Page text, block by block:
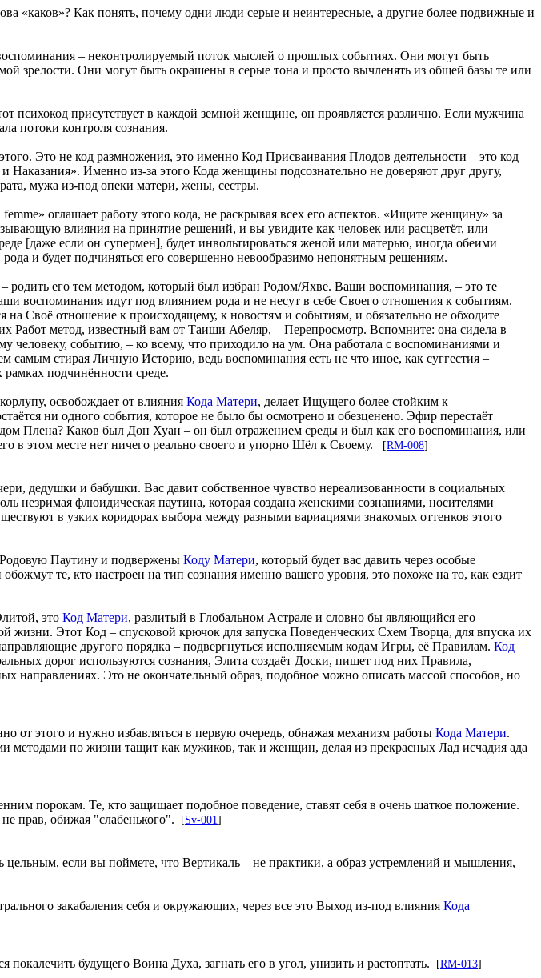
«каков»? Как понять, почему одни люди серые и неинтересные, а другие более подвижные и
– неконтролируемый поток мыслей о прошлых событиях. Они могут быть
зрелости. Они могут быть окрашены в серые тона и просто вычленять из общей базы те или
психокод присутствует в каждой земной женщине, он проявляется различно. Если мужчина
потоки контроля сознания.
Это не код размножения, это именно Код Присваивания Плодов деятельности – это код
Именно из-за этого Кода женщины подсознательно не доверяют друг другу,
мужа из-под опеки матери, жены, сестры.
оглашает работу этого кода, не раскрывая всех его аспектов. «Ищите женщину» за
влияния на принятие решений, и вы увидите как человек или расцветёт, или
[даже если он супермен], будет инвольтироваться женой или матерью, иногда обеими
и будет подчиняться его совершенно невообразимо непонятным решениям.
родить его тем методом, который был избран Родом/Яхве. Ваши воспоминания, – это те
воспоминания идут под влиянием рода и не несут в себе Своего отношения к событиям.
Своё отношение к происходящему, к новостям и событиям, и обязательно не обходите
метод, известный вам от Таиши Абеляр, – Перепросмотр. Вспомните: она сидела в
человеку, событию, – ко всему, что приходило на ум. Она работала с воспоминаниями и
самым стирая Личную Историю, ведь воспоминания есть не что иное, как суггестия –
подчинённости среде.
освобождает от влияния Кода Матери, делает Ищущего более стойким к
ни одного события, которое не было бы осмотрено и обезценено. Эфир перестаёт
Плена? Каков был Дон Хуан – он был отражением среды и был как его воспоминания, или
в этом месте нет ничего реально своего и упорно Шёл к Своему.
[RM-008]
дедушки и бабушки. Вас давит собственное чувство нереализованности в социальных
незримая флюидическая паутина, которая создана женскими сознаниями, носителями
в узких коридорах выбора между разными вариациями знакомых оттенков этого
Родовую Паутину и подвержены Коду Матери, который будет вас давить через особые
те, кто настроен на тип сознания именно вашего уровня, это похоже на то, как ездит
это Код Матери, разлитый в Глобальном Астрале и словно бы являющийся его
Этот Код – спусковой крючок для запуска Поведенческих Схем Творца, для впуска их
другого порядка – подвергнуться исполняемым кодам Игры, её Правилам. Код
дорог используются сознания, Элита создаёт Доски, пишет под них Правила,
Это не окончательный образ, подобное можно описать массой способов, но
этого и нужно избавляться в первую очередь, обнажая механизм работы Кода Матери.
методами по жизни тащит как мужиков, так и женщин, делая из прекрасных Лад исчадия ада
порокам. Те, кто защищает подобное поведение, ставят себя в очень шаткое положение.
прав, обижая "слабенького". [Sv-001 ]
если вы поймете, что Вертикаль – не практики, а образ устремлений и мышления,
закабаления себя и окружающих, через все это Выход из-под влияния Кода
покалечить будущего Воина Духа, загнать его в угол, унизить и растоптать. [RM-013]